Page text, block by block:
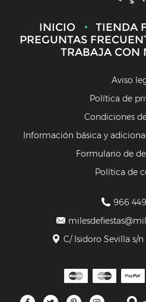
INICIO TIENDA
PREGUNTAS
TRABAJA CON
Aviso
Política de
Condiciones
Información básica y
Formulario de
Política de
966
C/ Isidoro Sevilla s/